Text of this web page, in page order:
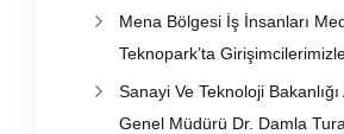
Mena Bölgesi İş İnsanları
Teknopark’ta
Sanayi Ve Teknoloji
Genel Müdürü Dr. Damla